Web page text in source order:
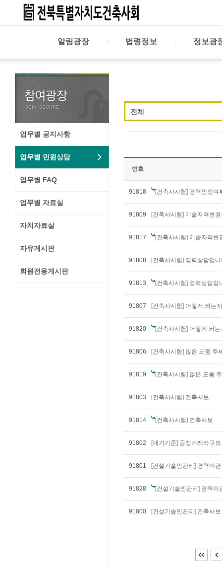
알림광장 법령정보 정보광
업무별 공지사항
업무별 민원상담
업무별 FAQ
업무별 자료실
자치자료실
자유게시판
회원전용게시판
전체
번호
91818 [건축사시험] 경력인정여
91809 [건축사시험] 기술자격변
91817 [건축사시험] 기술자격변
91808 [건축사시험] 경력상담입
91813 [건축사시험] 경력상담입
91807 [건축사시험] 어떻게 되는
91820 [건축사시험] 어떻게 되는
91806 [건축사시험] 많은 도움 주
91819 [건축사시험] 많은 도움
91803 [건축사시험] 건축사보
91814 [건축사시험] 건축사보
91802 [대가기준] 공정거래라구요.
91801 [건설기술인관리] 경력이관
91828 [건설기술인관리] 경력이
91800 [건설기술인관리] 건축사보